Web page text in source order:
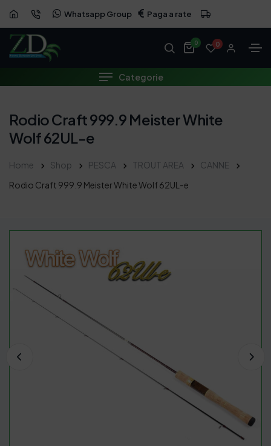
Whatsapp Group Paga a rate
0 0
Categorie
Rodio Craft 999.9 Meister White
Wolf 62UL-e
Home Shop PESCA TROUT AREA
CANNE
Rodio Craft 999.9 Meister White Wolf 62UL-e